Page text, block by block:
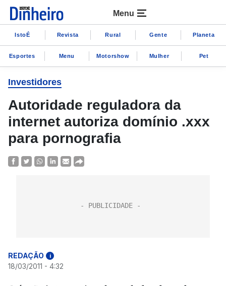
Menu
IstoÉ Revista Rural Gente Planeta
Esportes Menu Motorshow Mulher Pet
Investidores
Autoridade reguladora da
internet autoriza domínio .xxx
para pornografia
REDAÇÃO i
18/03/2011 - 4:32